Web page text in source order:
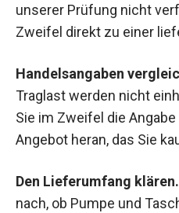
unserer Prüfung nicht
Zweifel direkt zu einer
Handelsangaben
Traglast werden nicht
Sie im Zweifel die
Angebot heran, das Sie
Den Lieferumfang klären.
nach, ob Pumpe und